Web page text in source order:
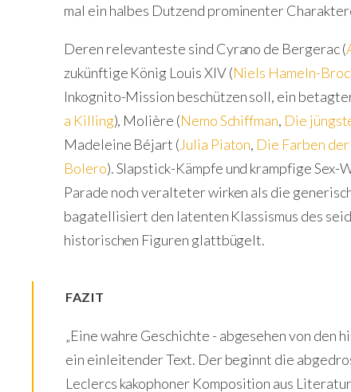
mal ein halbes Dutzend prominenter
Deren relevanteste sind Cyrano de Bergerac (
zukünftige König Louis XIV (Niels Hameln-
Inkognito-Mission beschützen soll, ein
a Killing), Molière (Nemo Schiffman, Die
Madeleine Béjart (Julia Piaton, Die Farben
Bolero). Slapstick-Kämpfe und krampfige Sex-
Parade noch veralteter wirken als die
bagatellisiert den latenten Klassismus des
historischen Figuren glattbügelt.
FAZIT
„Eine wahre Geschichte - abgesehen von den
ein einleitender Text. Der beginnt die
Leclercs kakophoner Komposition aus